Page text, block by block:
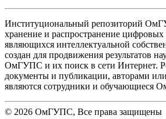
Институциональный репозиторий
хранение и распространение цифровых
являющихся интеллектуальной
создан для продвижения результатов
ОмГУПС и их поиск в сети Интернет.
документы и публикации, авторами
являются сотрудники и обучающиеся
© 2026 ОмГУПС, Все права защищены